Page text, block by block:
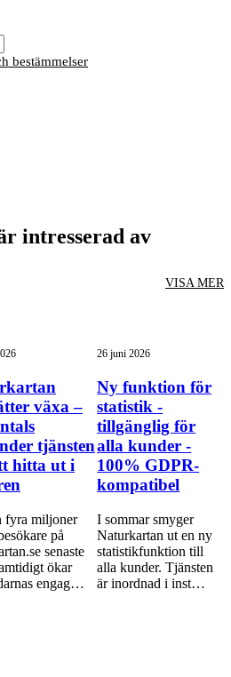
bestämmelser
intresserad av
VISA MER
växa –
tjänsten
hitta ut i
fyra miljoner
på
senaste
ökar
engag…
26 juni 2026
Ny funktion för
statistik -
tillgänglig för
alla kunder -
100% GDPR-
kompatibel
I sommar smyger
Naturkartan ut en ny
statistikfunktion till
alla kunder. Tjänsten
är inordnad i inst…